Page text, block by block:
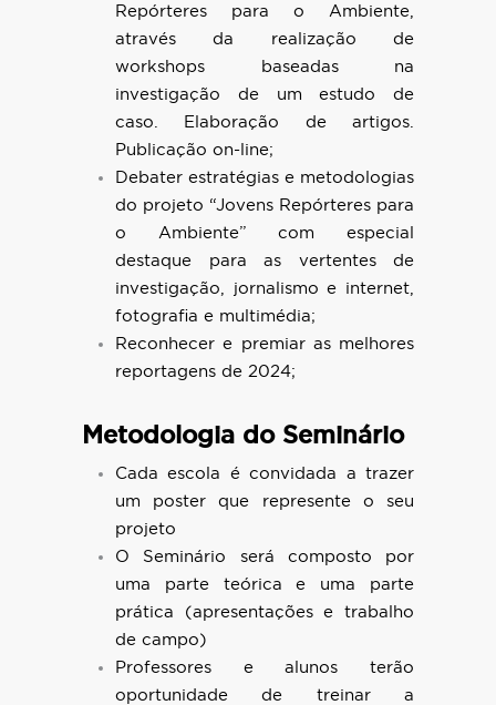
Repórteres para o Ambiente,
através da realização de
workshops baseadas na
investigação de um estudo de
caso. Elaboração de artigos.
Publicação on-line;
Debater estratégias e metodologias
do projeto “Jovens Repórteres para
o Ambiente” com especial
destaque para as vertentes de
investigação, jornalismo e internet,
fotografia e multimédia;
Reconhecer e premiar as melhores
reportagens de 2024;
Metodologia do Seminário
Cada escola é convidada a trazer
um poster que represente o seu
projeto
O Seminário será composto por
uma parte teórica e uma parte
prática (apresentações e trabalho
de campo)
Professores e alunos terão
oportunidade de treinar a